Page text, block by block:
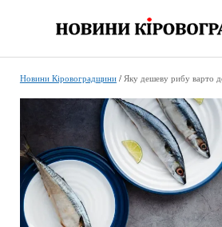
Новини Кіровоградщини/ Яку дешеву рибу варто